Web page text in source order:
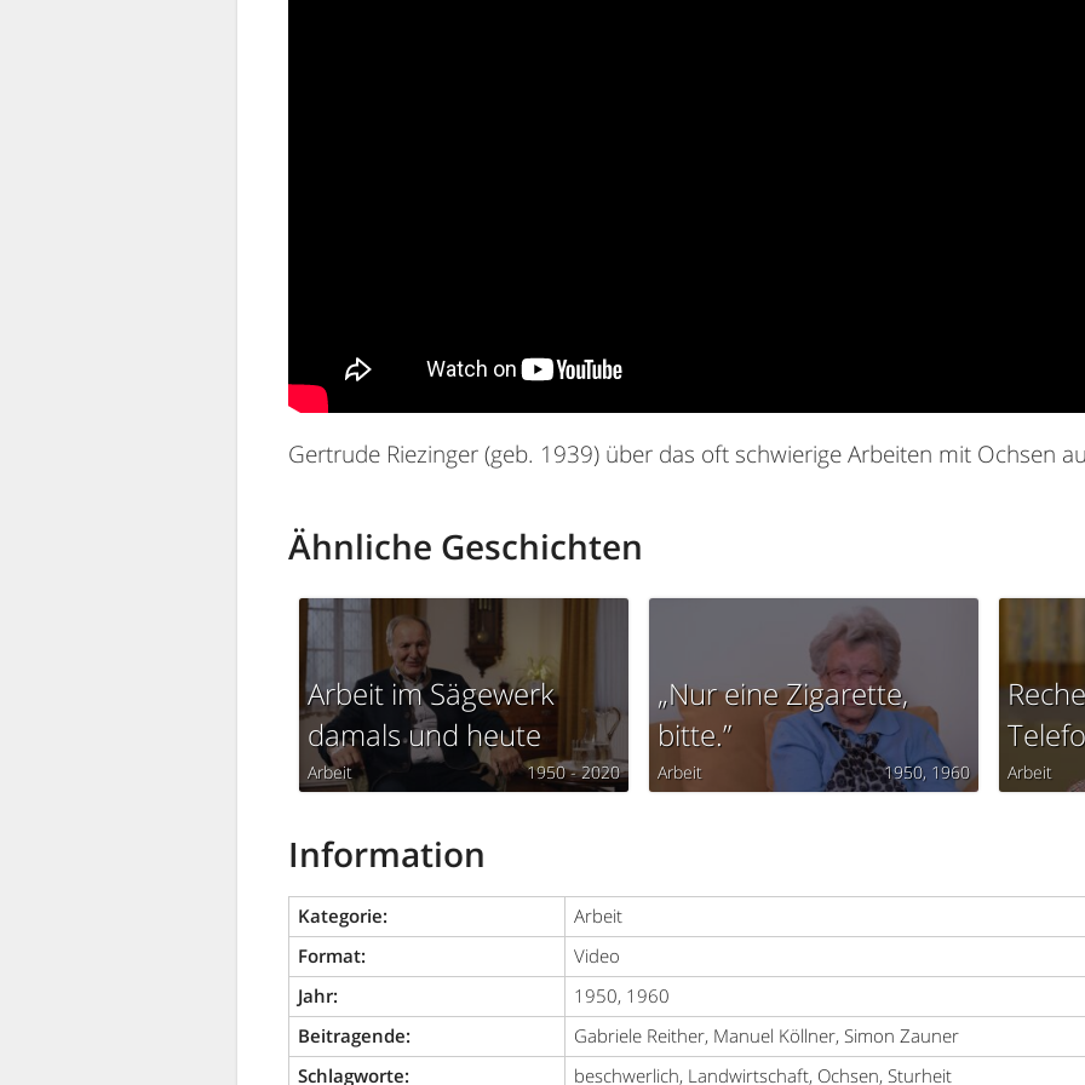
Gertrude Riezinger (geb. 1939) über das oft schwierige Arbeiten mit Ochsen
Ähnliche Geschichten
Arbeit im Sägewerk
damals und heute
Arbeit 1950 - 2020
„Nur eine Zigarette,
bitte.”
Arbeit 1950 1960 Arbeit
Information
Kategorie:
Arbeit
Format:
Video
Jahr:
1950, 1960
Beitragende:
Gabriele Reither, Manuel Köllner, Simon Zauner
Schlagworte:
beschwerlich, Landwirtschaft, Ochsen, Sturheit